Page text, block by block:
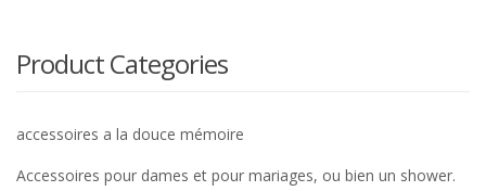
Product Categories
accessoires a la douce mémoire
Accessoires pour dames et pour mariages, ou bien un shower.